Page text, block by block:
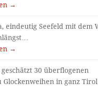
→
eindeutig Seefeld mit dem
→
geschätzt 30 überflogenen
Glockenweihen in ganz